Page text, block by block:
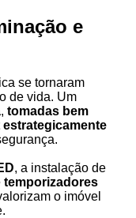
e
se tornaram
de vida. Um
, tomadas bem
, a instalação de
temporizadores
o imóvel